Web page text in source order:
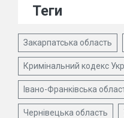
Теги
Закарпатська область
Кримінальний кодекс
Івано-Франківська
Чернівецька область